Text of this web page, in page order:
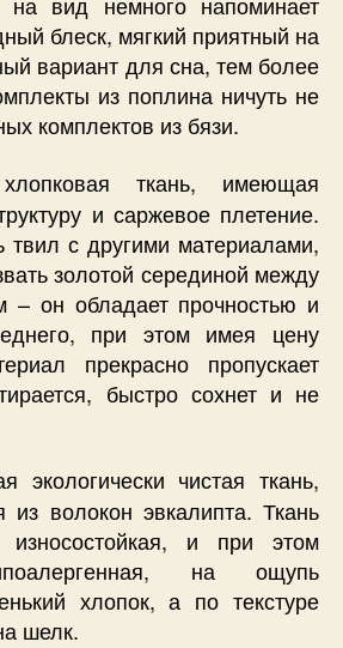
блеск, мягкий приятный на
вариант для сна, тем более
из поплина ничуть не
комплектов из бязи.
ткань, имеющая
и саржевое плетение.
твил с другими материалами,
золотой серединой между
– он обладает прочностью и
при этом имея цену
прекрасно пропускает
быстро сохнет и не
экологически чистая ткань,
из волокон эвкалипта. Ткань
износостойкая, и при этом
на ощупь
хлопок, а по текстуре
шелк.